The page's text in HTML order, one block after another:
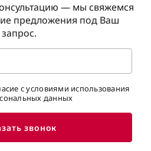
— мы свяжемся
предложения под Ваш
запрос.
с условиями использования
данных
звонок